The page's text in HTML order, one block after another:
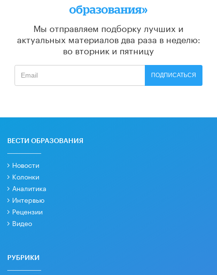
образования»
Мы отправляем подборку лучших и
актуальных материалов два раза в неделю:
во вторник и пятницу
ПОДПИСАТЬСЯ
ВЕСТИ ОБРАЗОВАНИЯ
Новости
Колонки
Аналитика
Интервью
Рецензии
Видео
РУБРИКИ